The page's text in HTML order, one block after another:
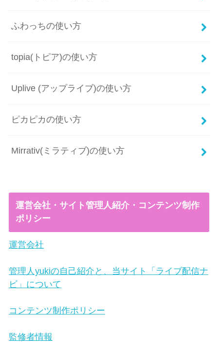
ふわっちの使い方
topia(トピア)の使い方
Uplive (アップライブ)の使い方
ピカピカの使い方
Mirrativ(ミラティブ)の使い方
運営会社・サイト管理人紹介・コンテンツ制作
ポリシー
運営会社
管理人yukiの自己紹介と、当サイト「ライブ配信ナ
ビ」について
コンテンツ制作ポリシー
監修者情報